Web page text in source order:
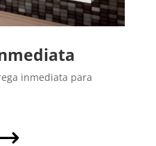
inmediata para